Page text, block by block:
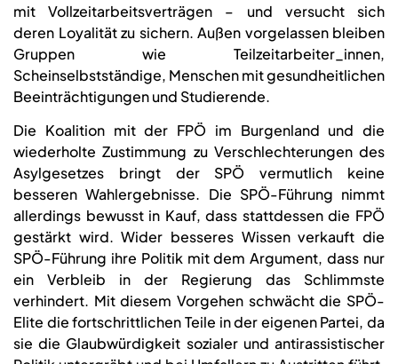
mit Vollzeitarbeitsverträgen – und versucht sich
deren Loyalität zu sichern. Außen vorgelassen bleiben
Gruppen wie Teilzeitarbeiter_innen,
Scheinselbstständige, Menschen mit gesundheitlichen
Beeinträchtigungen und Studierende.
Die Koalition mit der FPÖ im Burgenland und die
wiederholte Zustimmung zu Verschlechterungen des
Asylgesetzes bringt der SPÖ vermutlich keine
besseren Wahlergebnisse. Die SPÖ-Führung nimmt
allerdings bewusst in Kauf, dass stattdessen die FPÖ
gestärkt wird. Wider besseres Wissen verkauft die
SPÖ-Führung ihre Politik mit dem Argument, dass nur
ein Verbleib in der Regierung das Schlimmste
verhindert. Mit diesem Vorgehen schwächt die SPÖ-
Elite die fortschrittlichen Teile in der eigenen Partei, da
sie die Glaubwürdigkeit sozialer und antirassistischer